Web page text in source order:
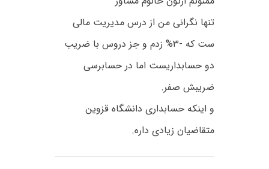
تنها نگرانی من از درس مدیریت مالی
ست که -۳% زدم و جز دروس با ضریب
دو حسابداریست اما در حسابرسی
ضریبش صفر.
و اینکه حسابداری دانشگاه قزوین
متقاضیان زیادی داره.